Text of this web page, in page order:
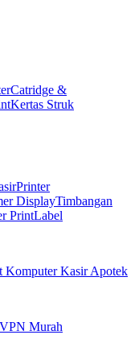
Catridge &
Kertas Struk
Printer
DisplayTimbangan
PrintLabel
Komputer Kasir Apotek
VPN Murah